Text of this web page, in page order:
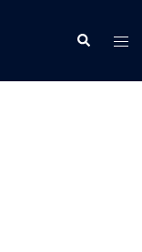
Search